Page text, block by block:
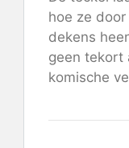
hoe ze
dekens
geen tekort
komische